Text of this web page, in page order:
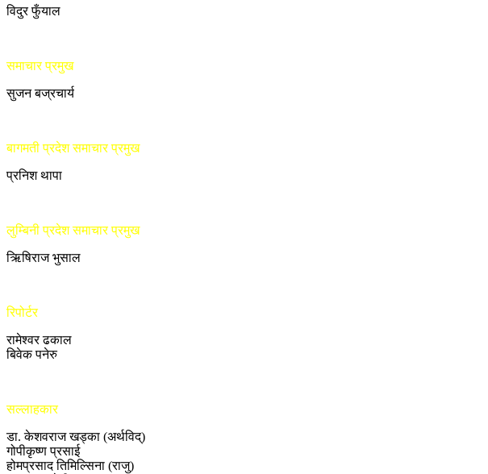
विदुर फुँयाल
समाचार प्रमुख
सुजन बज्रचार्य
बागमती प्रदेश समाचार प्रमुख
प्रनिश थापा
लुम्बिनी प्रदेश समाचार प्रमुख
ऋिषिराज भुसाल
रिपोर्टर
रामेश्वर ढकाल
बिवेक पनेरु
सल्लाहकार
डा. केशवराज खड्का (अर्थविद्)
गोपीकृष्ण प्रसाई
होमप्रसाद तिमिल्सिना (राजु)